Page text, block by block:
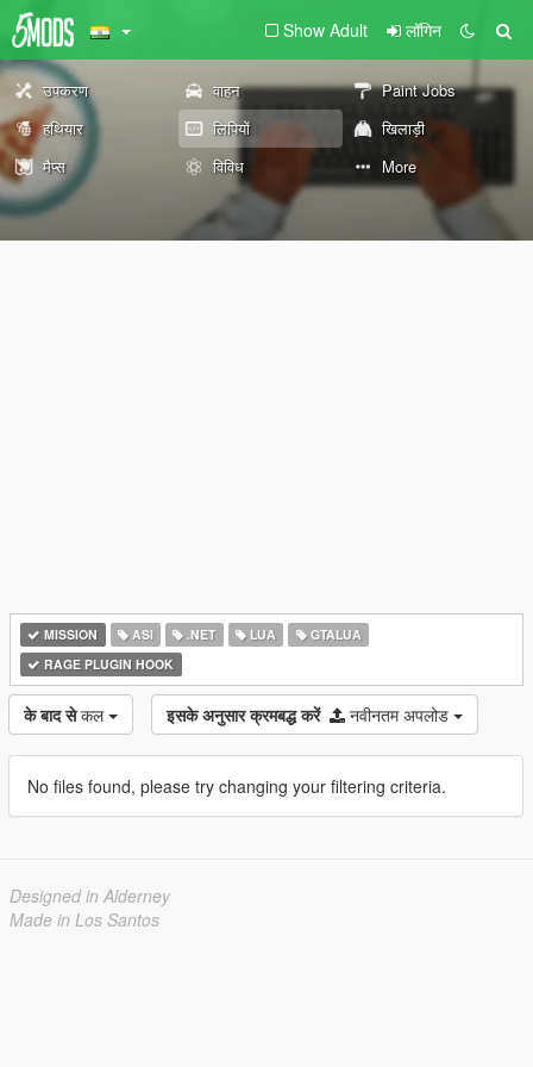
Show Adult लॉगिन
उपकरण वाहन
Paint Jobs
हथियार
लिपियों
खिलाड़ी
मैप्स
विविध More
MISSION ASI .NET LUA
GTALUA
RAGE PLUGIN HOOK
के बाद से कल इसके अनुसार क्रमबद्ध करें नवीनतम अपलोड
No files found, please try changing your filtering criteria.
Designed in Alderney
Made in Los Santos